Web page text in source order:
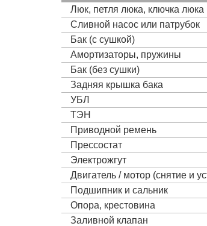
Люк, петля люка, ключка люка
Сливной насос или патрубок
Бак (с сушкой)
Амортизаторы, пружины
Бак (без сушки)
Задняя крышка бака
УБЛ
ТЭН
Приводной ремень
Прессостат
Электрожгут
Двигатель / мотор (снятие и
Подшипник и сальник
Опора, крестовина
Заливной клапан